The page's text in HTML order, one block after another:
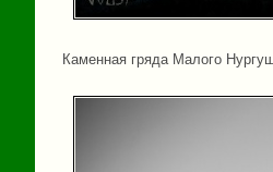
Каменная гряда Малого